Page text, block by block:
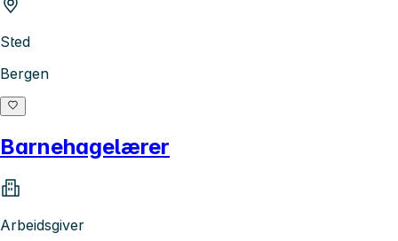
Sted
Bergen
Barnehagelærer
Arbeidsgiver